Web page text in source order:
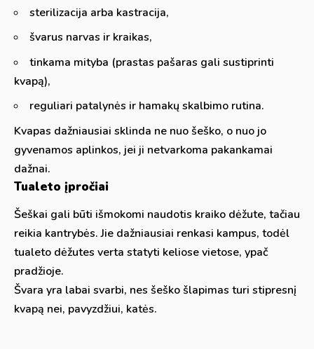
sterilizacija arba kastracija,
švarus narvas ir kraikas,
tinkama mityba (prastas pašaras gali sustiprinti
kvapą),
reguliari patalynės ir hamakų skalbimo rutina.
Kvapas dažniausiai sklinda ne nuo šeško, o nuo jo
gyvenamos aplinkos, jei ji netvarkoma pakankamai
dažnai.
Tualeto įpročiai
Šeškai gali būti išmokomi naudotis kraiko dėžute, tačiau
reikia kantrybės. Jie dažniausiai renkasi kampus, todėl
tualeto dėžutes verta statyti keliose vietose, ypač
pradžioje.
Švara yra labai svarbi, nes šeško šlapimas turi stipresnį
kvapą nei, pavyzdžiui, katės.